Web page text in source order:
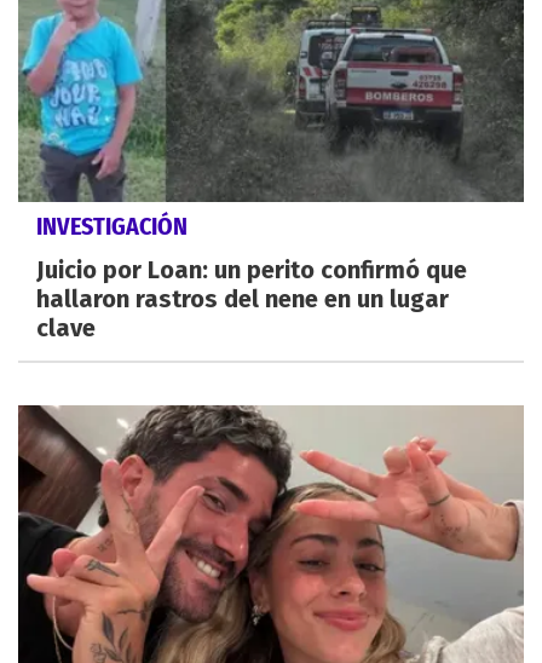
INVESTIGACIÓN
Juicio por Loan: un perito confirmó que
hallaron rastros del nene en un lugar
clave